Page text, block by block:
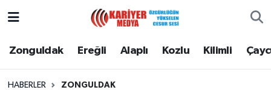
Zonguldak Ereğli Alaplı Kozlu Kilimli
HABERLER ZONGULDAK
Zonguldak
Zonguldak Nöbetçi Eczaneler